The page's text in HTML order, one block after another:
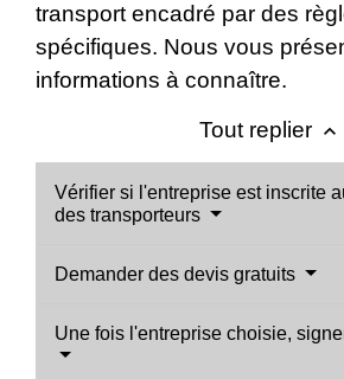
transport encadré par des
spécifiques. Nous vous
informations à connaître.
Tout replier keyboard_arrow_up
Vérifier si l'entreprise est inscrite
des transporteurs
Demander des devis gratuits
Une fois l'entreprise choisie,